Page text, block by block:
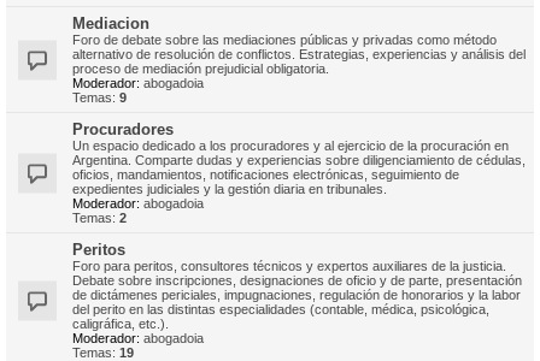
Mediacion
Foro de debate sobre las mediaciones públicas y privadas como método
alternativo de resolución de conflictos. Estrategias, experiencias y análisis del
proceso de mediación prejudicial obligatoria.
Moderador: abogadoia
Temas: 9
Procuradores
Un espacio dedicado a los procuradores y al ejercicio de la procuración en
Argentina. Comparte dudas y experiencias sobre diligenciamiento de cédulas,
oficios, mandamientos, notificaciones electrónicas, seguimiento de
expedientes judiciales y la gestión diaria en tribunales.
Moderador: abogadoia
Temas: 2
Peritos
Foro para peritos, consultores técnicos y expertos auxiliares de la justicia.
Debate sobre inscripciones, designaciones de oficio y de parte, presentación
de dictámenes periciales, impugnaciones, regulación de honorarios y la labor
del perito en las distintas especialidades (contable, médica, psicológica,
caligráfica, etc.).
Moderador: abogadoia
Temas: 19